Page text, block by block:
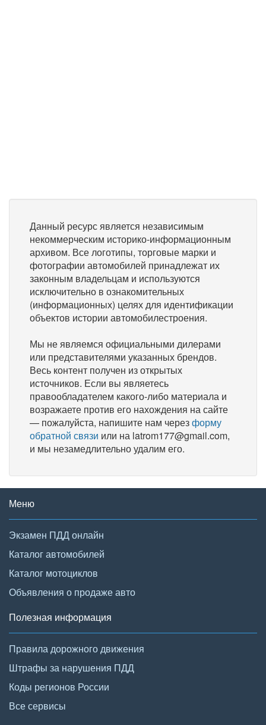
Данный ресурс является независимым
некоммерческим историко-информационным
архивом. Все логотипы, торговые марки и
фотографии автомобилей принадлежат их
законным владельцам и используются
исключительно в ознакомительных
(информационных) целях для идентификации
объектов истории автомобилестроения.
Мы не являемся официальными дилерами
или представителями указанных брендов.
Весь контент получен из открытых
источников. Если вы являетесь
правообладателем какого-либо материала и
возражаете против его нахождения на сайте
— пожалуйста, напишите нам черезформу
обратной связи или на latrom177@gmail.com,
и мы незамедлительно удалим его.
Меню
Экзамен ПДД онлайн
Каталог автомобилей
Каталог мотоциклов
Объявления о продаже авто
Полезная информация
Правила дорожного движения
Штрафы за нарушения ПДД
Коды регионов России
Все сервисы